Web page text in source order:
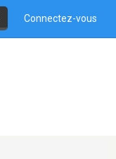
Connectez-vous